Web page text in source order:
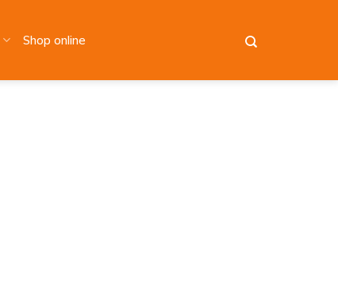
Shop online